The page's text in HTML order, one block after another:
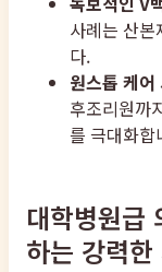
사례는 산
다.
원스톱 케어
후조리원까
를 극대화합
대학병원급
하는 강력한